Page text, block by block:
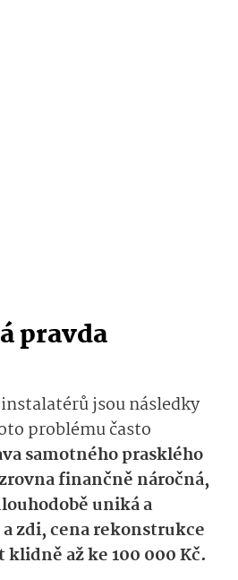
pravda
jsou následky
problému často
samotného prasklého
finančně náročná,
uniká a
zdi, cena rekonstrukce
klidně až ke 100 000 Kč.